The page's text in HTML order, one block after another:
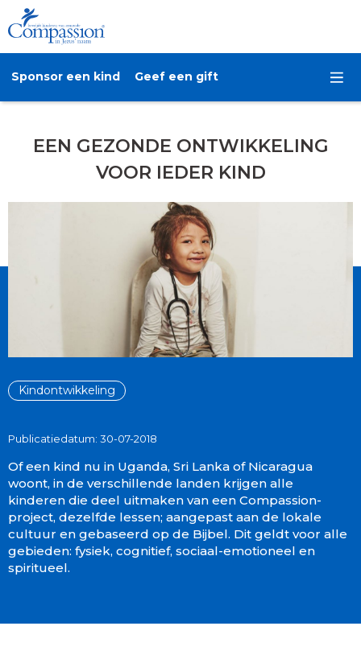
Sponsor een kind Geef een gift
EEN GEZONDE ONTWIKKELING
VOOR IEDER KIND
Kindontwikkeling
Publicatiedatum: 30-07-2018
Of een kind nu in Uganda, Sri Lanka of Nicaragua
woont, in de verschillende landen krijgen alle
kinderen die deel uitmaken van een Compassion-
project, dezelfde lessen; aangepast aan de lokale
cultuur en gebaseerd op de Bijbel. Dit geldt voor alle
gebieden: fysiek, cognitief, sociaal-emotioneel en
spiritueel.